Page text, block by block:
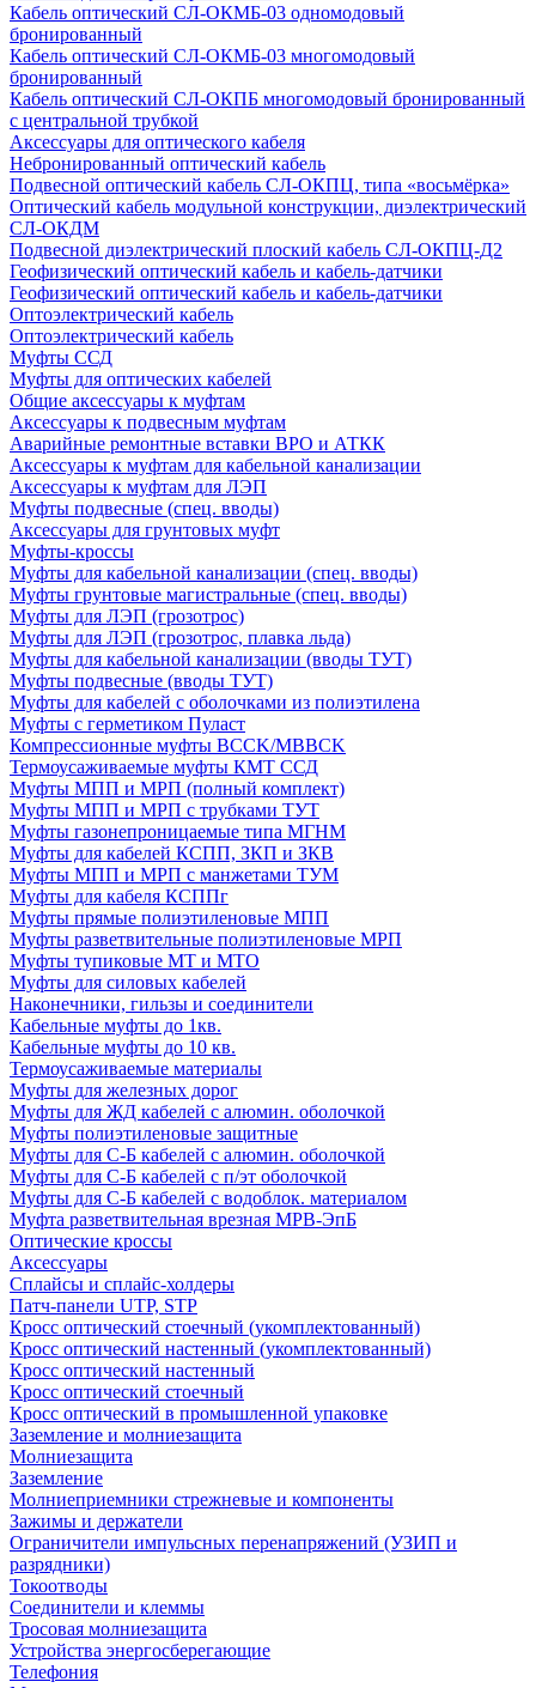
Кабель оптический СЛ-ОКМБ-03 одномодовый
бронированный
Кабель оптический СЛ-ОКМБ-03 многомодовый
бронированный
Кабель оптический СЛ-ОКПБ многомодовый бронированный
с центральной трубкой
Аксессуары для оптического кабеля
Небронированный оптический кабель
Подвесной оптический кабель СЛ-ОКПЦ, типа «восьмёрка»
Оптический кабель модульной конструкции, диэлектрический
СЛ-ОКДМ
Подвесной диэлектрический плоский кабель СЛ-ОКПЦ-Д2
Геофизический оптический кабель и кабель-датчики
Геофизический оптический кабель и кабель-датчики
Оптоэлектрический кабель
Оптоэлектрический кабель
Муфты ССД
Муфты для оптических кабелей
Общие аксессуары к муфтам
Аксессуары к подвесным муфтам
Аварийные ремонтные вставки ВРО и АТКК
Аксессуары к муфтам для кабельной канализации
Аксессуары к муфтам для ЛЭП
Муфты подвесные (спец. вводы)
Аксессуары для грунтовых муфт
Муфты-кроссы
Муфты для кабельной канализации (спец. вводы)
Муфты грунтовые магистральные (спец. вводы)
Муфты для ЛЭП (грозотрос)
Муфты для ЛЭП (грозотрос, плавка льда)
Муфты для кабельной канализации (вводы ТУТ)
Муфты подвесные (вводы ТУТ)
Муфты для кабелей с оболочками из полиэтилена
Муфты с герметиком Пуласт
Компрессионные муфты BCCK/MBBCK
Термоусаживаемые муфты КМТ ССД
Муфты МПП и МРП (полный комплект)
Муфты МПП и МРП с трубками ТУТ
Муфты газонепроницаемые типа МГНМ
Муфты для кабелей КСПП, ЗКП и ЗКВ
Муфты МПП и МРП с манжетами ТУМ
Муфты для кабеля КСППг
Муфты прямые полиэтиленовые МПП
Муфты разветвительные полиэтиленовые МРП
Муфты тупиковые МТ и МТО
Муфты для силовых кабелей
Наконечники, гильзы и соединители
Кабельные муфты до 1кв.
Кабельные муфты до 10 кв.
Термоусаживаемые материалы
Муфты для железных дорог
Муфты для ЖД кабелей с алюмин. оболочкой
Муфты полиэтиленовые защитные
Муфты для С-Б кабелей с алюмин. оболочкой
Муфты для С-Б кабелей с п/эт оболочкой
Муфты для С-Б кабелей с водоблок. материалом
Муфта разветвительная врезная МРВ-ЭпБ
Оптические кроссы
Аксессуары
Сплайсы и сплайс-холдеры
Патч-панели UTP, STP
Кросс оптический стоечный (укомплектованный)
Кросс оптический настенный (укомплектованный)
Кросс оптический настенный
Кросс оптический стоечный
Кросс оптический в промышленной упаковке
Заземление и молниезащита
Молниезащита
Заземление
Молниеприемники стрежневые и компоненты
Зажимы и держатели
Ограничители импульсных перенапряжений (УЗИП и
разрядники)
Токоотводы
Соединители и клеммы
Тросовая молниезащита
Устройства энергосберегающие
Телефония